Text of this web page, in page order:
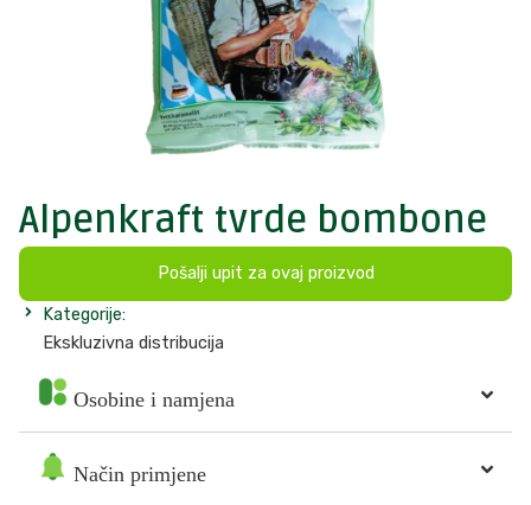
Alpenkraft tvrde bombone
Pošalji upit za ovaj proizvod
Kategorije:
Ekskluzivna distribucija
Osobine i namjena
Način primjene